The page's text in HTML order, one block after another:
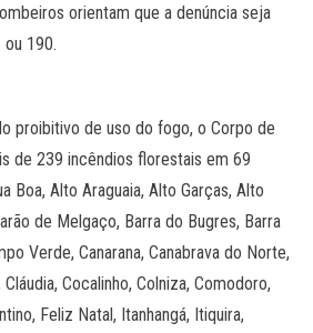
orientam que a denúncia seja
190.
proibitivo de uso do fogo, o Corpo de
de 239 incêndios florestais em 69
Boa, Alto Araguaia, Alto Garças, Alto
de Melgaço, Barra do Bugres, Barra
Verde, Canarana, Canabrava do Norte,
Cocalinho, Colniza, Comodoro,
Feliz Natal, Itanhangá, Itiquira,